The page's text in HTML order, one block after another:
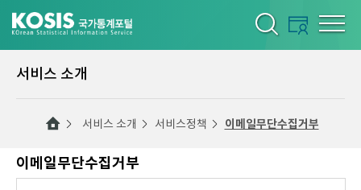
서비스 소개
서비스 소개 서비스정책 이메일무단수집거부
이메일무단수집거부